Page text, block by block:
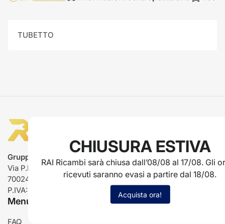
TUBETTO
Gruppo Rai ricambi
Via P.L. Nervi, 66
70024 Gravina in Puglia (BA)
P.IVA: IT03485840726
Menu
FAQ
CHIUSURA ESTIVA
RAI Ricambi sarà chiusa dall’08/08 al 17/08. Gli
ricevuti saranno evasi a partire dal 18/08.
Acquista ora!